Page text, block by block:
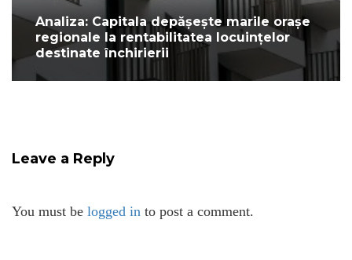
Analiza: Capitala depășește marile orașe
regionale la rentabilitatea locuințelor
destinate închirierii
Leave a Reply
You must be logged in to post a comment.